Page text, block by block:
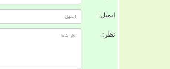
ایمیل:
نظر: